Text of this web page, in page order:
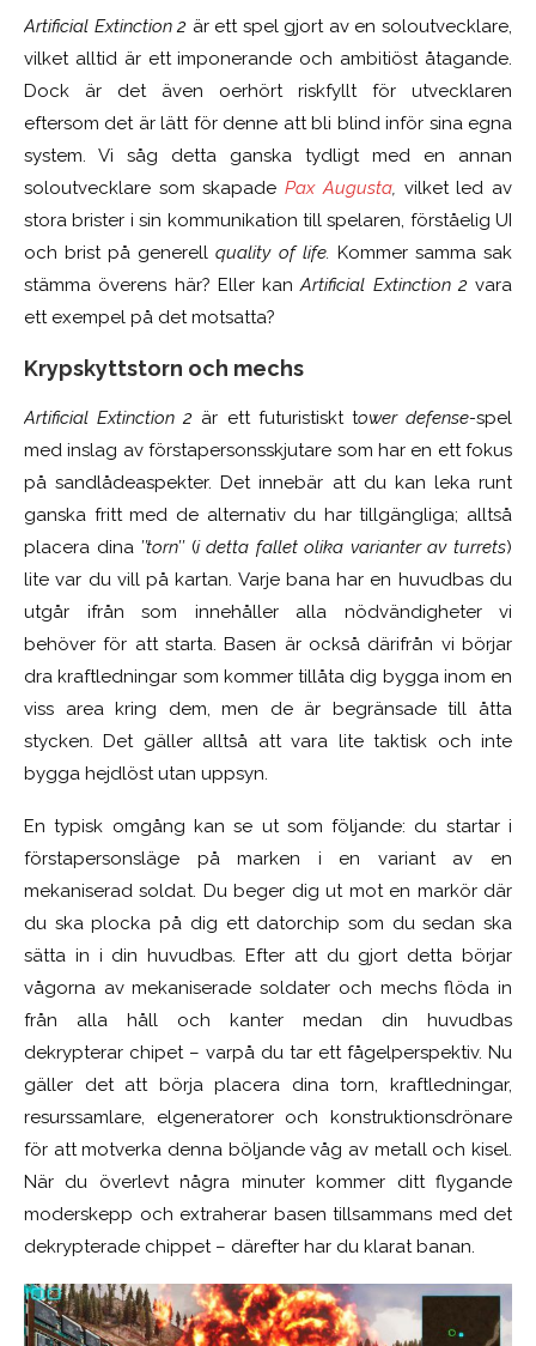
Artificial Extinction 2 är ett spel gjort av en soloutvecklare,
vilket alltid är ett imponerande och ambitiöst åtagande.
Dock är det även oerhört riskfyllt för utvecklaren
eftersom det är lätt för denne att bli blind inför sina egna
system. Vi såg detta ganska tydligt med en annan
soloutvecklare som skapadePax Augusta, vilket led av
stora brister i sin kommunikation till spelaren, förståelig UI
och brist på generellquality of life. Kommer samma sak
stämma överens här? Eller kanArtificial Extinction 2 vara
ett exempel på det motsatta?
Krypskyttstorn och mechs
Artificial Extinction 2 är ett futuristiskt tower defense-spel
med inslag av förstapersonsskjutare som har en ett fokus
på sandlådeaspekter. Det innebär att du kan leka runt
ganska fritt med de alternativ du har tillgängliga; alltså
placera dina ’’torn’’(i detta fallet olika varianter av turrets)
lite var du vill på kartan. Varje bana har en huvudbas du
utgår ifrån som innehåller alla nödvändigheter vi
behöver för att starta. Basen är också därifrån vi börjar
dra kraftledningar som kommer tillåta dig bygga inom en
viss area kring dem, men de är begränsade till åtta
stycken. Det gäller alltså att vara lite taktisk och inte
bygga hejdlöst utan uppsyn.
En typisk omgång kan se ut somföljande: du startar i
förstapersonsläge på marken i en variant av en
mekaniserad soldat. Du beger dig ut mot en markör där
du ska plocka på dig ett datorchip som du sedan ska
sätta in i din huvudbas. Efter att du gjort detta börjar
vågorna av mekaniserade soldater och mechs flöda in
från alla håll och kanter medan din huvudbas
dekrypterar chipet – varpå du tar ett fågelperspektiv. Nu
gäller det att börja placera dina torn, kraftledningar,
resurssamlare, elgeneratorer och konstruktionsdrönare
för att motverka denna böljande våg av metall och kisel.
När du överlevt några minuter kommer ditt flygande
moderskepp och extraherar basen tillsammans med det
dekrypterade chippet – därefter har du klarat banan.